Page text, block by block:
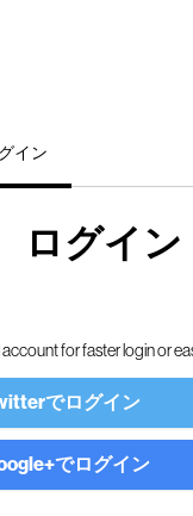
イン
ログイン
account for faster login or
でログイン
でログイン